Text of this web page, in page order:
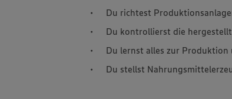
Du richtest
Du kontrollierst die
Du lernst alles zur Produktion
Du stellst